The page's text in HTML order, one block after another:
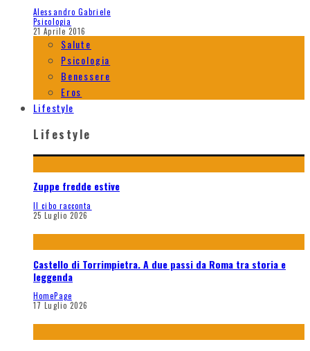
Alessandro Gabriele
Psicologia
21 Aprile 2016
Salute
Psicologia
Benessere
Eros
Lifestyle
Lifestyle
Zuppe fredde estive
Il cibo racconta
25 Luglio 2026
Castello di Torrimpietra. A due passi da Roma tra storia e
leggenda
HomePage
17 Luglio 2026